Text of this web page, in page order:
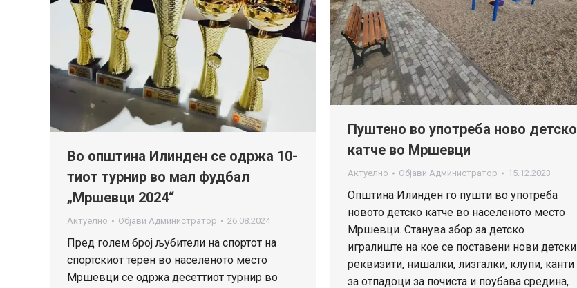
Во општина Илинден се одржа 10-
тиот турнир во мал фудбал
„Мршевци 2024“
Актуелно Објави Администратор 26.08.2024
Пред голем број љубители на спортот на
спортскиот терен во населеното место
Мршевци се одржа десеттиот турнир во
Пуштено во употреба ново детско
катче во Мршевци
Актуелно Објави Администратор 15.12.2023
Општина Илинден го пушти во употреба
новото детско катче во населеното место
Мршевци. Станува збор за детско
игралиште на кое се поставени нови детски
реквизити, нишалки, лизгалки, клупи, канти
за отпадоци за почиста и поубава средина,